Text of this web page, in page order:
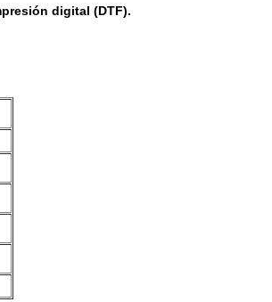
digital (DTF).